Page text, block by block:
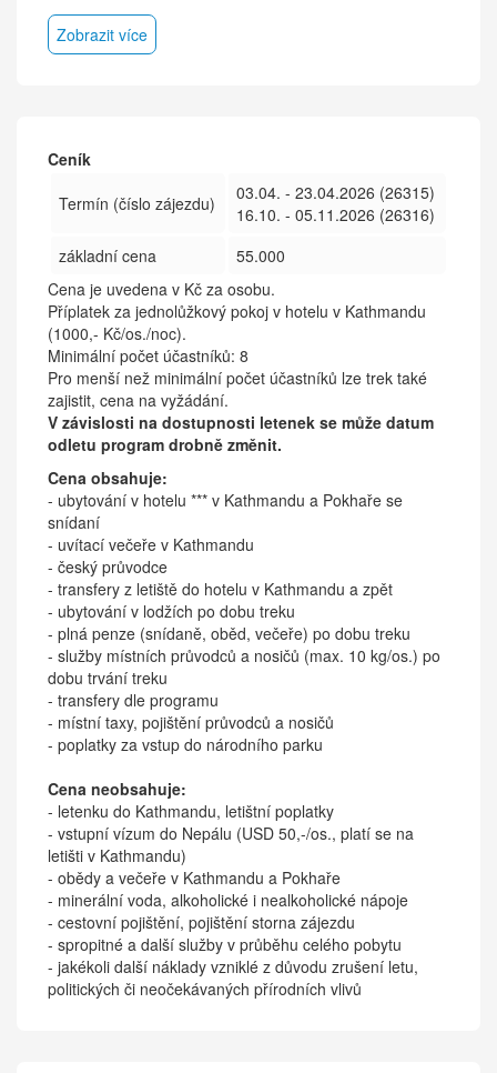
Zobrazit více
Ceník
Termín (číslo zájezdu)
03.04. - 23.04.2026 (26315)
16.10. - 05.11.2026 (26316)
základní cena
55.000
Cena je uvedena v Kč za osobu.
Příplatek za jednolůžkový pokoj v hotelu v Kathmandu
(1000,- Kč/os./noc).
Minimální počet účastníků: 8
Pro menší než minimální počet účastníků lze trek také
zajistit, cena na vyžádání.
V závislosti na dostupnosti letenek se může datum
odletu program drobně změnit.
Cena obsahuje:
- ubytování v hotelu *** v Kathmandu a Pokhaře se
snídaní
- uvítací večeře v Kathmandu
- český průvodce
- transfery z letiště do hotelu v Kathmandu a zpět
- ubytování v lodžích po dobu treku
- plná penze (snídaně, oběd, večeře) po dobu treku
- služby místních průvodců a nosičů (max. 10 kg/os.) po
dobu trvání treku
- transfery dle programu
- místní taxy, pojištění průvodců a nosičů
- poplatky za vstup do národního parku
Cena neobsahuje:
- letenku do Kathmandu, letištní poplatky
- vstupní vízum do Nepálu (USD 50,-/os., platí se na
letišti v Kathmandu)
- obědy a večeře v Kathmandu a Pokhaře
- minerální voda, alkoholické i nealkoholické nápoje
- cestovní pojištění, pojištění storna zájezdu
- spropitné a další služby v průběhu celého pobytu
- jakékoli další náklady vzniklé z důvodu zrušení letu,
politických či neočekávaných přírodních vlivů